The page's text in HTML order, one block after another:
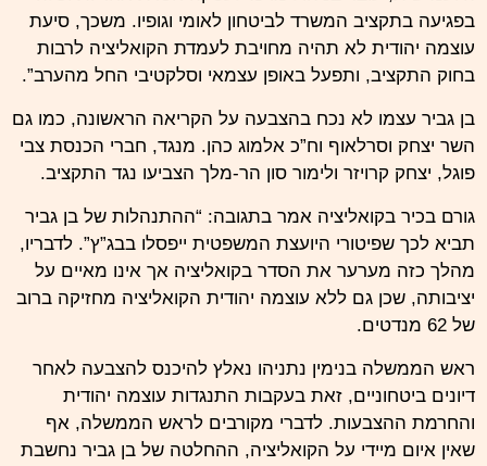
בפגיעה בתקציב המשרד לביטחון לאומי וגופיו. משכך, סיעת
עוצמה יהודית לא תהיה מחויבת לעמדת הקואליציה לרבות
בחוק התקציב, ותפעל באופן עצמאי וסלקטיבי החל מהערב”.
בן גביר עצמו לא נכח בהצבעה על הקריאה הראשונה, כמו גם
השר יצחק וסרלאוף וח”כ אלמוג כהן. מנגד, חברי הכנסת צבי
פוגל, יצחק קרויזר ולימור סון הר-מלך הצביעו נגד התקציב.
גורם בכיר בקואליציה אמר בתגובה: “ההתנהלות של בן גביר
תביא לכך שפיטורי היועצת המשפטית ייפסלו בבג”ץ”. לדבריו,
מהלך כזה מערער את הסדר בקואליציה אך אינו מאיים על
יציבותה, שכן גם ללא עוצמה יהודית הקואליציה מחזיקה ברוב
של 62 מנדטים.
ראש הממשלה בנימין נתניהו נאלץ להיכנס להצבעה לאחר
דיונים ביטחוניים, זאת בעקבות התנגדות עוצמה יהודית
והחרמת ההצבעות. לדברי מקורבים לראש הממשלה, אף
שאין איום מיידי על הקואליציה, ההחלטה של בן גביר נחשבת